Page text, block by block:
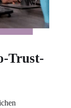
Trust-